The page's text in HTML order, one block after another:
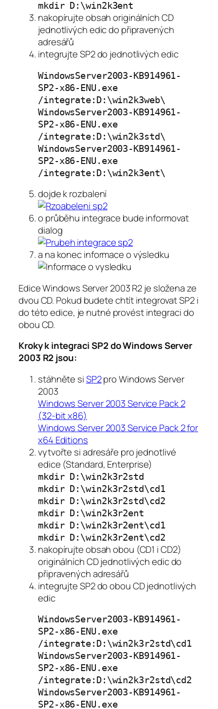
mkdir D:\win2k3ent
nakopírujte obsah originálních CD
jednotlivých edic do připravených
adresářů
integrujte SP2 do jednotlivých edic
WindowsServer2003-KB914961-
SP2-x86-ENU.exe
/integrate:D:\win2k3web\
WindowsServer2003-KB914961-
SP2-x86-ENU.exe
/integrate:D:\win2k3std\
WindowsServer2003-KB914961-
SP2-x86-ENU.exe
/integrate:D:\win2k3ent\
dojde k rozbalení
o průběhu integrace bude informovat
dialog
a na konec informace o výsledku
Edice Windows Server 2003 R2 je složena ze
dvou CD. Pokud budete chtít integrovat SP2 i
do této edice, je nutné provést integraci do
obou CD.
Kroky k integraci SP2 do Windows Server
2003 R2 jsou:
stáhněte siSP2pro Windows Server
2003
Windows Server 2003 Service Pack 2
(32-bit x86)
Windows Server 2003 Service Pack 2 for
x64 Editions
vytvořte si adresáře pro jednotlivé
edice (Standard, Enterprise)
mkdir D:\win2k3r2std
mkdir D:\win2k3r2std\cd1
mkdir D:\win2k3r2std\cd2
mkdir D:\win2k3r2ent
mkdir D:\win2k3r2ent\cd1
mkdir D:\win2k3r2ent\cd2
nakopírujte obsah obou (CD1 i CD2)
originálních CD jednotlivých edic do
připravených adresářů
integrujte SP2 do obou CD jednotlivých
edic
WindowsServer2003-KB914961-
SP2-x86-ENU.exe
/integrate:D:\win2k3r2std\cd1
WindowsServer2003-KB914961-
SP2-x86-ENU.exe
/integrate:D:\win2k3r2std\cd2
WindowsServer2003-KB914961-
SP2-x86-ENU.exe